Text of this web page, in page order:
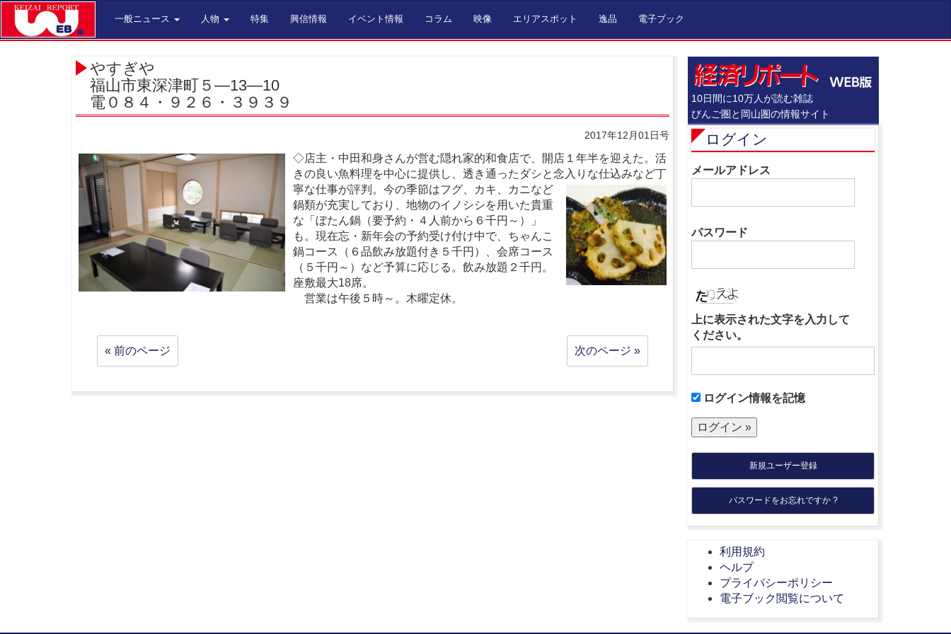
一般ニュース 人物 特集 興信情報 イベント情報 コラム 映像 エリアスポット 逸品 電子ブック
やすぎや
福山市東深津町５―13―10
電０８４・９２６・３９３９
2017年12月01日号
◇店主・中田和身さんが営む隠れ家的和食店で、開店１年半を迎えた。活
きの良い魚料理を中心に提供し、透き通ったダシと念入りな仕込みなど丁
寧な仕事が評判。 今の季節はフグ、カキ、カニなど
鍋類が充実しており、地物のイノシシを用いた貴重
な「ぼたん鍋（要予約・４人前から６千円～）」
も。現在忘・新年会の予約受け付け中で、ちゃんこ
鍋コース（６品飲み放題付き５千円）、会席コース
（５千円～）など予算に応じる。飲み放題２千円。
座敷最大18席。
営業は午後５時～。木曜定休。
« 前のページ 次のページ »
10日間に10万人が読む雑誌
びんご圏と岡山圏の情報サイト
ログイン
メールアドレス
パスワード
上に表示された文字を入力して
ください。
ログイン情報を記憶
新規ユーザー登録
パスワードをお忘れですか ?
利用規約
ヘルプ
プライバシーポリシー
電子ブック閲覧について